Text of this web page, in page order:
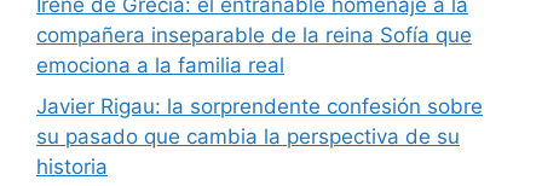
Irene de Grecia: el entrañable homenaje a la
compañera inseparable de la reina Sofía que
emociona a la familia real
Javier Rigau: la sorprendente confesión sobre
su pasado que cambia la perspectiva de su
historia